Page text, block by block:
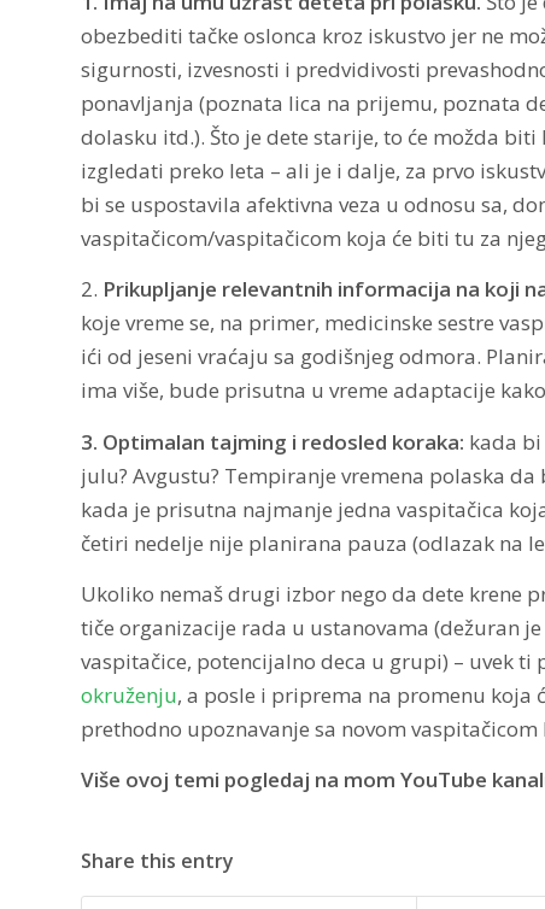
obezbediti tačke oslonca kroz iskustvo jer ne
sigurnosti, izvesnosti i predvidivosti
ponavljanja (poznata lica na prijemu, poznata
dolasku itd.). Što je dete starije, to će možda
izgledati preko leta – ali je i dalje, za prvo
bi se uspostavila afektivna veza u odnosu sa,
vaspitačicom/vaspitačicom koja će biti tu za
2. Prikupljanje relevantnih informacija na koji
koje vreme se, na primer, medicinske sestre
ići od jeseni vraćaju sa godišnjeg odmora.
ima više, bude prisutna u vreme adaptacije
3. Optimalan tajming i redosled koraka: kada
julu? Avgustu? Tempiranje vremena polaska
kada je prisutna najmanje jedna vaspitačica
četiri nedelje nije planirana pauza (odlazak na
Ukoliko nemaš drugi izbor nego da dete krene
tiče organizacije rada u ustanovama (dežuran
vaspitačice, potencijalno deca u grupi) – uvek ti
okruženju, a posle i priprema na promenu
prethodno upoznavanje sa novom
Više ovoj temi pogledaj na mom YouTube
Share this entry